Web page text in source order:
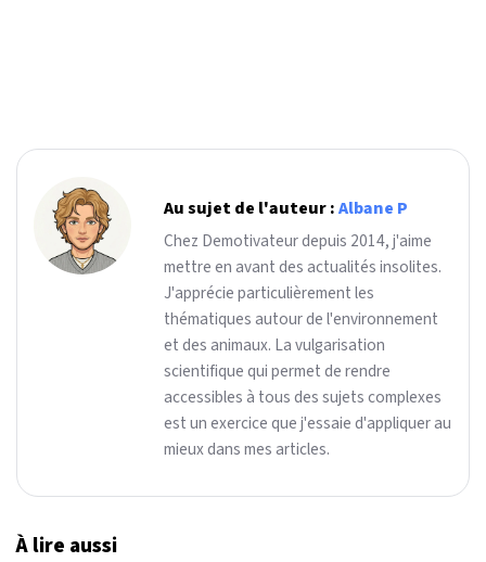
Au sujet de l'auteur :Albane P
Chez Demotivateur depuis 2014, j'aime
mettre en avant des actualités insolites.
J'apprécie particulièrement les
thématiques autour de l'environnement
et des animaux. La vulgarisation
scientifique qui permet de rendre
accessibles à tous des sujets complexes
est un exercice que j'essaie d'appliquer au
mieux dans mes articles.
À lire aussi